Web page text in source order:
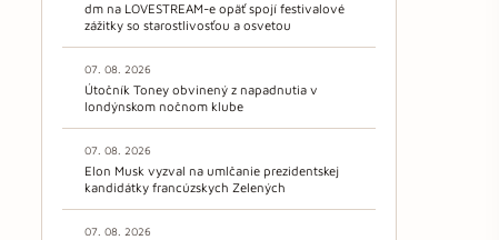
dm na LOVESTREAM-e opäť spojí festivalové
zážitky so starostlivosťou a osvetou
07. 08. 2026
Útočník Toney obvinený z napadnutia v
londýnskom nočnom klube
07. 08. 2026
Elon Musk vyzval na umlčanie prezidentskej
kandidátky francúzskych Zelených
07. 08. 2026